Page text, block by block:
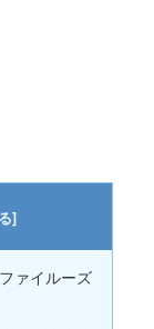
ァイルーズ